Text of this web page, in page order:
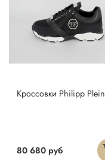
Кроссовки Philipp Plein
80 680 руб